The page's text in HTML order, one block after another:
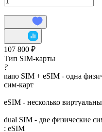
107 800 ₽
Тип SIM-карты
?
nano SIM + eSIM - одна
сим-карт
eSIM - несколько
dual SIM - две физические
: eSIM